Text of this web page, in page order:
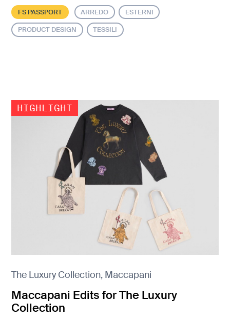
FS PASSPORT ARREDO ESTERNI
PRODUCT DESIGN TESSILI
The Luxury Collection, Maccapani
Maccapani Edits for The Luxury
Collection